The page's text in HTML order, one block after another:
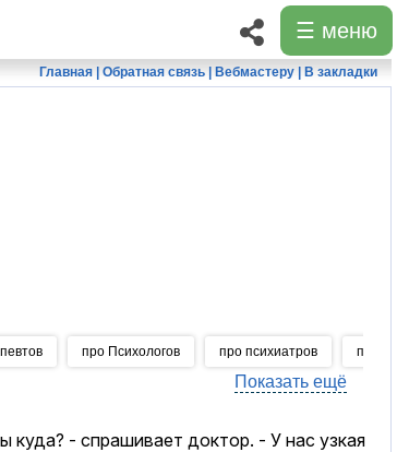
☰ меню
Главная| Обратная связь| Вебмастеру| В закладки
про Психологов про психиатров про
Показать ещё
- спрашивает доктор. - У нас узкая